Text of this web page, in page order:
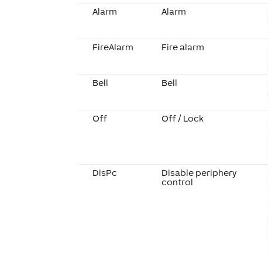
Alarm Alarm
FireAlarm Fire alarm
Bell Bell
Off Off / Lock
DisPc
Disable periphery
control